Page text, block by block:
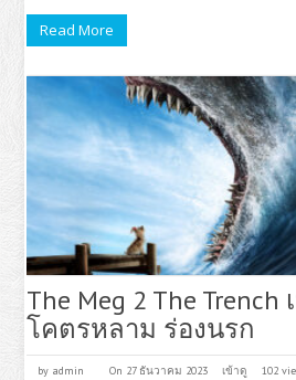
Read More
The Meg 2 The
โคตรหลาม ร่องนรก
by admin On 27 ธันวาคม 2023 เข้าดู 102